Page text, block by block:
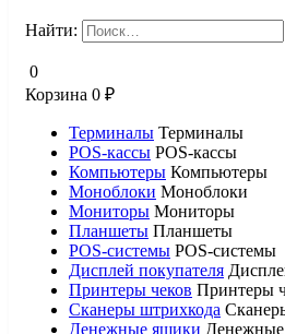
Найти:
0
Корзина 0 ₽
Терминалы Терминалы
POS-кассы POS-кассы
Компьютеры Компьютеры
Моноблоки Моноблоки
Мониторы Мониторы
Планшеты Планшеты
POS-системы POS-системы
Дисплей покупателя
Принтеры чеков Принтеры
Сканеры штрихкода
Денежные ящики